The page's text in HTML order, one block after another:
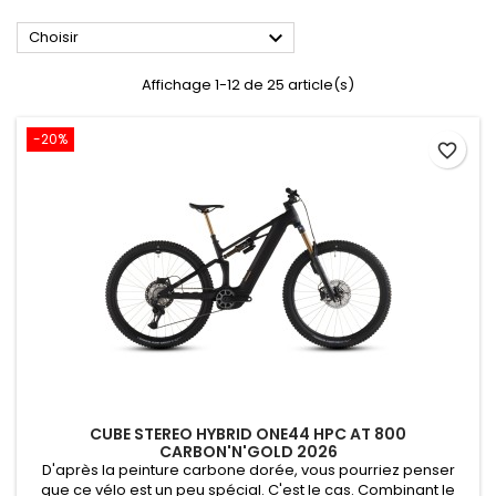
Choisir 
Affichage 1-12 de 25 article(s)
-20%
CUBE STEREO HYBRID ONE44 HPC AT 800
CARBON'N'GOLD 2026
D'après la peinture carbone dorée, vous pourriez penser
que ce vélo est un peu spécial. C'est le cas. Combinant le
favorite_border